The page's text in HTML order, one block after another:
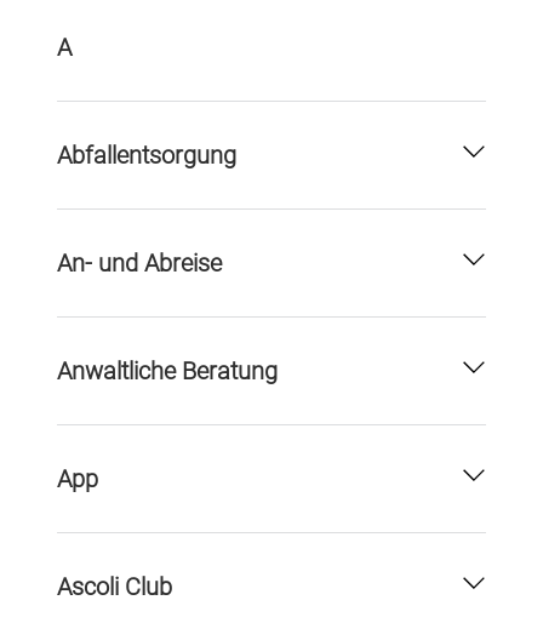
A
Abfallentsorgung
An- und Abreise
Anwaltliche Beratung
App
Ascoli Club